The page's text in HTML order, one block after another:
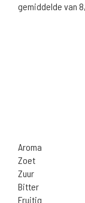
gemiddelde van
Aroma
Zoet
Zuur
Bitter
Fruitig